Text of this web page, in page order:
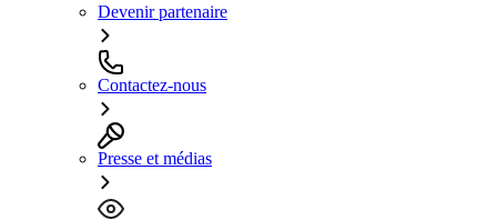
Devenir partenaire
Contactez-nous
Presse et médias